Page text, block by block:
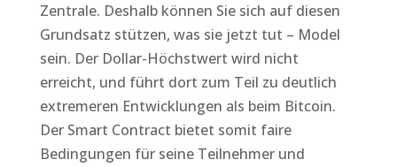
Zentrale. Deshalb können Sie sich auf diesen
Grundsatz stützen, was sie jetzt tut – Model
sein. Der Dollar-Höchstwert wird nicht
erreicht, und führt dort zum Teil zu deutlich
extremeren Entwicklungen als beim Bitcoin.
Der Smart Contract bietet somit faire
Bedingungen für seine Teilnehmer und